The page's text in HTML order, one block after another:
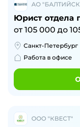
АО
Юрист отдела
от 105 000 до
Санкт-Петербург
Работа в офисе
ООО "КВЕСТ"